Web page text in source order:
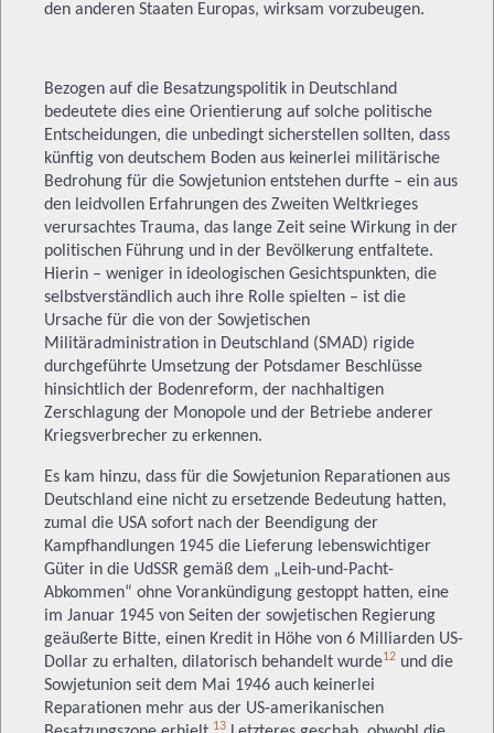
den anderen Staaten Europas, wirksam vorzubeugen.
Bezogen auf die Besatzungspolitik in Deutschland
bedeutete dies eine Orientierung auf solche politische
Entscheidungen, die unbedingt sicherstellen sollten, dass
künftig von deutschem Boden aus keinerlei militärische
Bedrohung für die Sowjetunion entstehen durfte – ein aus
den leidvollen Erfahrungen des Zweiten Weltkrieges
verursachtes Trauma, das lange Zeit seine Wirkung in der
politischen Führung und in der Bevölkerung entfaltete.
Hierin – weniger in ideologischen Gesichtspunkten, die
selbstverständlich auch ihre Rolle spielten – ist die
Ursache für die von der Sowjetischen
Militäradministration in Deutschland (SMAD) rigide
durchgeführte Umsetzung der Potsdamer Beschlüsse
hinsichtlich der Bodenreform, der nachhaltigen
Zerschlagung der Monopole und der Betriebe anderer
Kriegsverbrecher zu erkennen.
Es kam hinzu, dass für die Sowjetunion Reparationen aus
Deutschland eine nicht zu ersetzende Bedeutung hatten,
zumal die USA sofort nach der Beendigung der
Kampfhandlungen 1945 die Lieferung lebenswichtiger
Güter in die UdSSR gemäß dem „Leih-und-Pacht-
Abkommen“ ohne Vorankündigung gestoppt hatten, eine
im Januar 1945 von Seiten der sowjetischen Regierung
geäußerte Bitte, einen Kredit in Höhe von 6 Milliarden US-
Dollar zu erhalten, dilatorisch behandelt wurde12 und die
Sowjetunion seit dem Mai 1946 auch keinerlei
Reparationen mehr aus der US-amerikanischen
13